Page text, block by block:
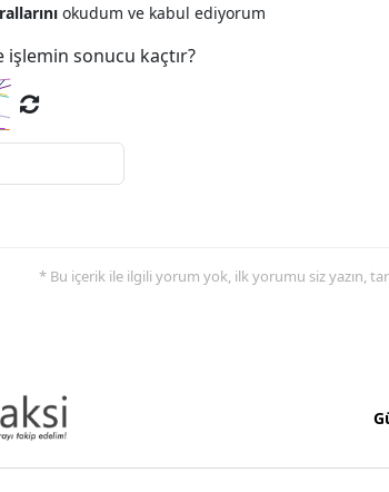
okudum ve kabul ediyorum
işlemin sonucu kaçtır?
* Bu içerik ile ilgili yorum yok, ilk yorumu siz yazın,